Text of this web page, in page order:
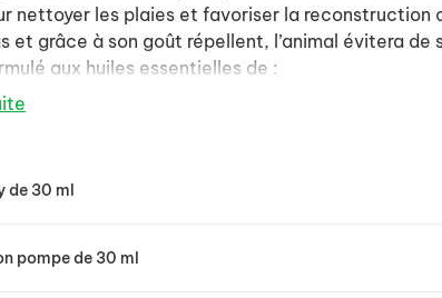
nettoyer les plaies et favoriser la reconstruction
et grâce à son goût répellent, l’animal évitera de
aux huiles essentielles de :
ladanifère aux vertus anti-infectieuse,
et antifongique.
vraie cicatrisante, régénératrice cutanée et
de 30 ml
pompe de 30 ml